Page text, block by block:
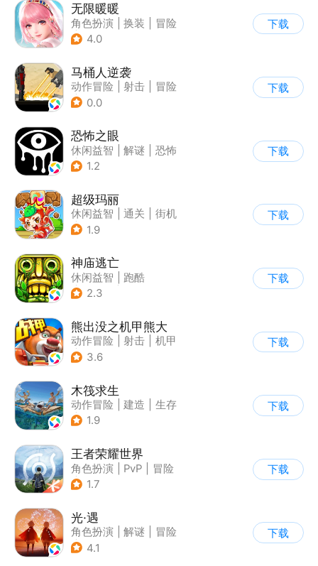
无限暖暖
角色扮演 换装
冒险
| 开放世界
4.0
下载
马桶人逆袭
动作冒险 射击
冒险
| 像素风
0.0
下载
恐怖之眼
休闲益智 解谜
恐怖
| 单机
1.2
下载
超级玛丽
休闲益智 通关
街机
| 儿童游戏
1.9
下载
神庙逃亡
休闲益智
跑酷
| 欧美风
2.3
下载
熊出没之机甲熊大
动作冒险 射击
机甲
| 熊出没
3.6
下载
木筏求生
动作冒险 建造
生存
| 写实
1.9
下载
王者荣耀世界
角色扮演 PvP
冒险
| 开放世界
1.7
下载
光·遇
角色扮演 解谜
冒险
| 开放世界
4.1
下载